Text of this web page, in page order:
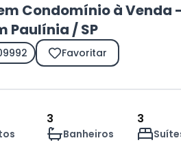
Condomínio à Venda
Paulínia / SP
Favoritar
3
Banheiros
3